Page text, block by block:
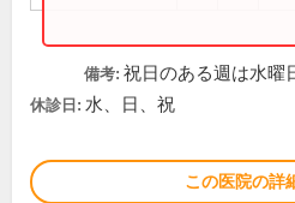
備考: 祝日のある週は水曜
休診日: 水、日、祝
この医院の詳